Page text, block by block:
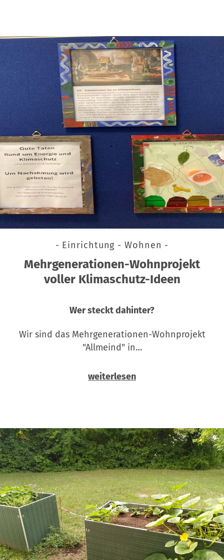
- Einrichtung - Wohnen -
Mehrgenerationen-Wohnprojekt
voller Klimaschutz-Ideen
Wer steckt dahinter?
Wir sind das Mehrgenerationen-Wohnprojekt
"Allmeind" in…
weiterlesen